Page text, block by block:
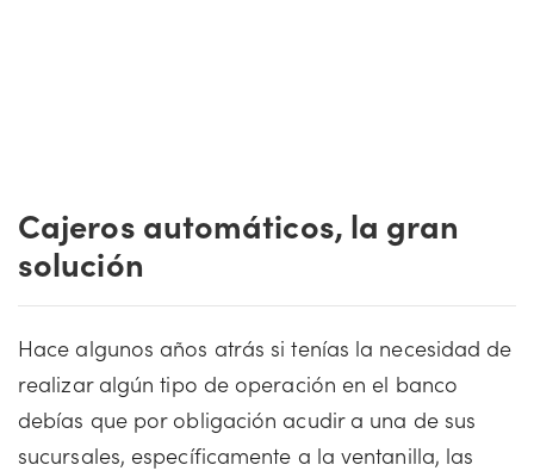
Cajeros automáticos, la gran
solución
Hace algunos años atrás si tenías la necesidad de
realizar algún tipo de operación en el banco
debías que por obligación acudir a una de sus
sucursales, específicamente a la ventanilla, las